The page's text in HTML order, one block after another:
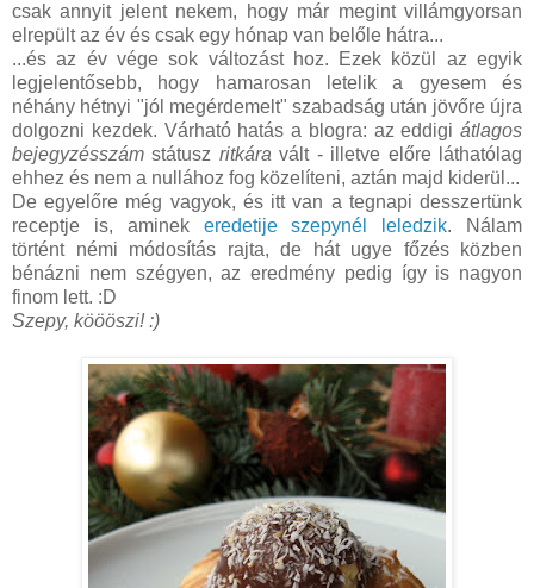
csak annyit jelent nekem, hogy már megint villámgyorsan
elrepült az év és csak egy hónap van belőle hátra...
...és az év vége sok változást hoz. Ezek közül az egyik
legjelentősebb, hogy hamarosan letelik a gyesem és
néhány hétnyi "jól megérdemelt" szabadság után jövőre újra
dolgozni kezdek. Várható hatás a blogra: az eddigi átlagos
bejegyzésszámstátusz ritkáravált - illetve előre láthatólag
ehhez és nem a nullához fog közelíteni, aztán majd kiderül...
De egyelőre még vagyok, és itt van a tegnapi desszertünk
receptje is, aminek eredetije szepynél leledzik. Nálam
történt némi módosítás rajta, de hát ugye főzés közben
bénázni nem szégyen, az eredmény pedig így is nagyon
finom lett. :D
Szepy, köööszi! :)